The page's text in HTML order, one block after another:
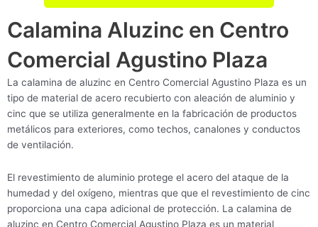
Calamina Aluzinc en Centro
Comercial Agustino Plaza
La calamina de aluzinc en Centro Comercial Agustino Plaza es un
tipo de material de acero recubierto con aleación de aluminio y
cinc que se utiliza generalmente en la fabricación de productos
metálicos para exteriores, como techos, canalones y conductos
de ventilación.
El revestimiento de aluminio protege el acero del ataque de la
humedad y del oxígeno, mientras que que el revestimiento de cinc
proporciona una capa adicional de protección. La calamina de
aluzinc en Centro Comercial Agustino Plaza es un material